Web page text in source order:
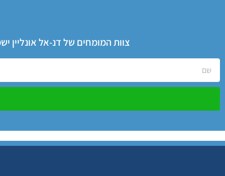
צוות המומחים של דנ-אל אונליין